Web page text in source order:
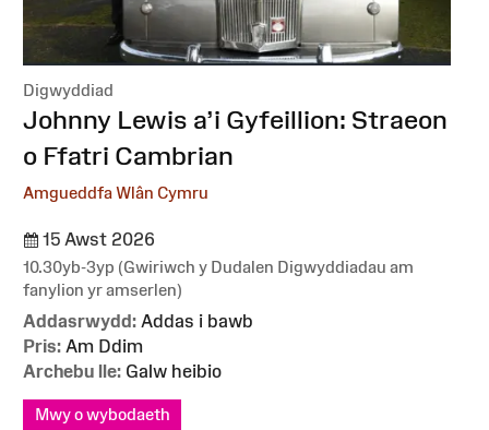
Digwyddiad
:
Johnny Lewis a’i Gyfeillion: Straeon
o Ffatri Cambrian
Amgueddfa Wlân Cymru
15 Awst 2026
10.30yb-3yp (Gwiriwch y Dudalen Digwyddiadau am
fanylion yr amserlen)
Addasrwydd: Addas i bawb
Pris: Am Ddim
Archebu lle: Galw heibio
Mwy o wybodaeth